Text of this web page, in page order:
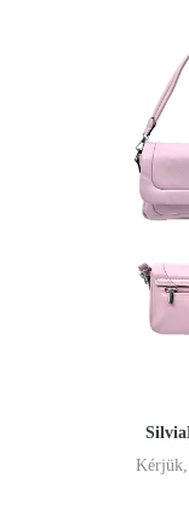
Kérjük,